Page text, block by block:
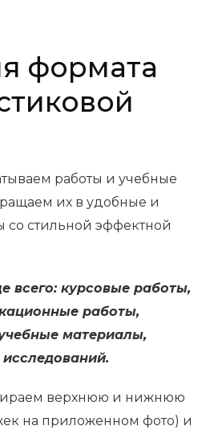
формата
работы и учебные
их в удобные и
стильной эффектной
всего: курсовые работы,
работы,
материалы,
верхнюю и нижнюю
на приложенном фото) и